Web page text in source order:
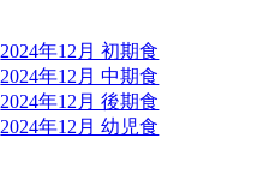
2024年12月 初期食
2024年12月 中期食
2024年12月 後期食
2024年12月 幼児食